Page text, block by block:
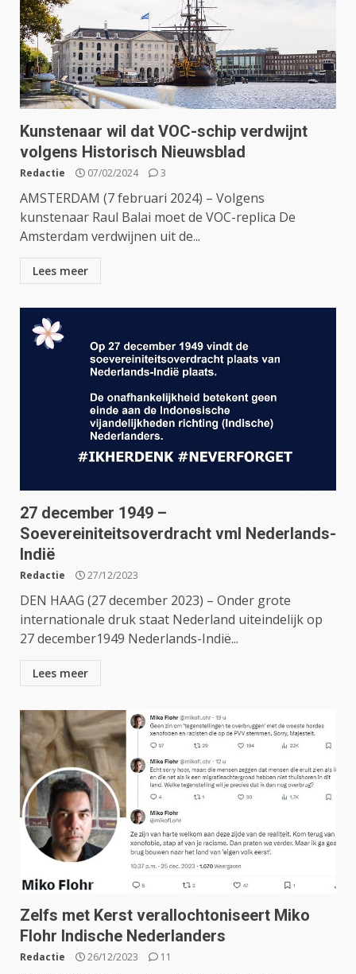
Kunstenaar wil dat VOC-schip verdwijnt
volgens Historisch Nieuwsblad
Redactie 07/02/2024 3
AMSTERDAM (7 februari 2024) – Volgens
kunstenaar Raul Balai moet de VOC-replica De
Amsterdam verdwijnen uit de...
Lees meer
27 december 1949 –
Soevereiniteitsoverdracht vml Nederlands-
Indië
Redactie 27/12/2023
DEN HAAG (27 december 2023) – Onder grote
internationale druk staat Nederland uiteindelijk op
27 december1949 Nederlands-Indië...
Lees meer
Zelfs met Kerst verallochtoniseert Miko
Flohr Indische Nederlanders
Redactie 26/12/2023 11